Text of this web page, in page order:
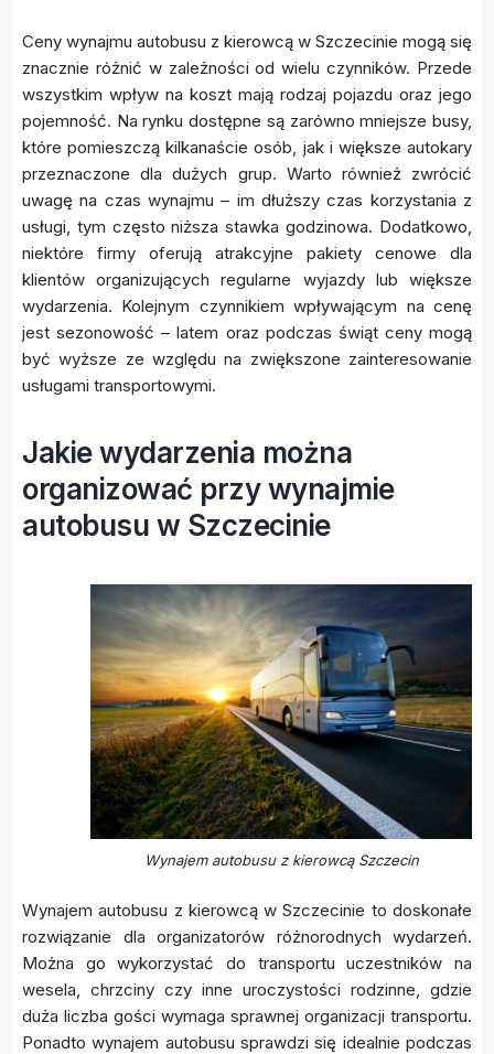
Ceny wynajmu autobusu z kierowcą w Szczecinie mogą się
znacznie różnić w zależności od wielu czynników. Przede
wszystkim wpływ na koszt mają rodzaj pojazdu oraz jego
pojemność. Na rynku dostępne są zarówno mniejsze busy,
które pomieszczą kilkanaście osób, jak i większe autokary
przeznaczone dla dużych grup. Warto również zwrócić
uwagę na czas wynajmu – im dłuższy czas korzystania z
usługi, tym często niższa stawka godzinowa. Dodatkowo,
niektóre firmy oferują atrakcyjne pakiety cenowe dla
klientów organizujących regularne wyjazdy lub większe
wydarzenia. Kolejnym czynnikiem wpływającym na cenę
jest sezonowość – latem oraz podczas świąt ceny mogą
być wyższe ze względu na zwiększone zainteresowanie
usługami transportowymi.
Jakie wydarzenia można
organizować przy wynajmie
autobusu w Szczecinie
Wynajem autobusu z kierowcą Szczecin
Wynajem autobusu z kierowcą w Szczecinie to doskonałe
rozwiązanie dla organizatorów różnorodnych wydarzeń.
Można go wykorzystać do transportu uczestników na
wesela, chrzciny czy inne uroczystości rodzinne, gdzie
duża liczba gości wymaga sprawnej organizacji transportu.
Ponadto wynajem autobusu sprawdzi się idealnie podczas